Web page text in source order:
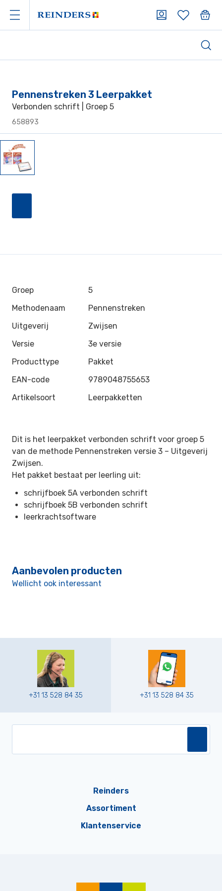
Pennenstreken 3 Leerpakket
Verbonden schrift | Groep 5
658893
Groep
5
Methodenaam
Pennenstreken
Uitgeverij
Zwijsen
Versie
3e versie
Producttype
Pakket
EAN-code
9789048755653
Artikelsoort
Leerpakketten
Dit is het leerpakket verbonden schrift voor groep 5
van de methode Pennenstreken versie 3 – Uitgeverij
Zwijsen.
Het pakket bestaat per leerling uit:
schrijfboek 5A verbonden schrift
schrijfboek 5B verbonden schrift
leerkrachtsoftware
Aanbevolen producten
Wellicht ook interessant
+31 13 528 84 35 +31 13 528 84 35
Reinders
Assortiment
Klantenservice